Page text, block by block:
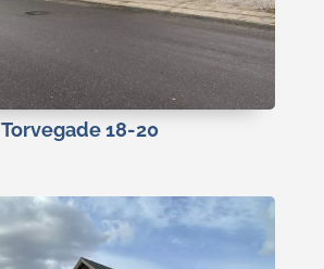
Torvegade 18-20